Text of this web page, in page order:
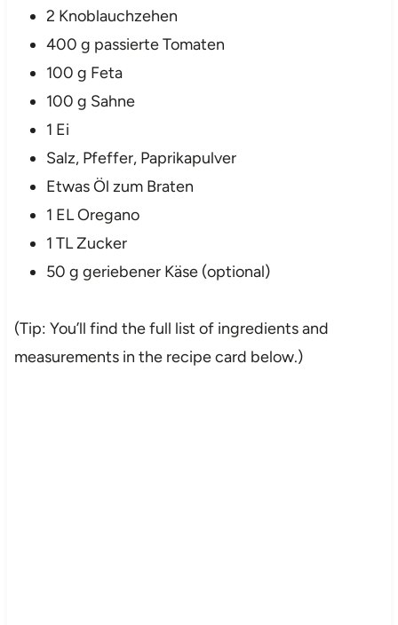
2 Knoblauchzehen
400 g passierte Tomaten
100 g Feta
100 g Sahne
1 Ei
Salz, Pfeffer, Paprikapulver
Etwas Öl zum Braten
1 EL Oregano
1 TL Zucker
50 g geriebener Käse (optional)
(Tip: You’ll find the full list of ingredients and
measurements in the recipe card below.)